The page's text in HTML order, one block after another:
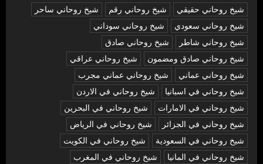
شيخ روحاني حقيقي
شيخ روحاني رقم
شيخ روحاني ساحر
شيخ روحاني سعودي
شيخ روحاني سوداني
شيخ روحاني شاطر
شيخ روحاني صادق
شيخ روحاني صادق ومضمون
شيخ روحاني عراقي
شيخ روحاني عماني
شيخ روحاني عماني مجرب
شيخ روحاني في اسبانيا
شيخ روحاني في الاردن
شيخ روحاني في الامارات
شيخ روحاني في البحرين
شيخ روحاني في الجزائر
شيخ روحاني في الرياض
شيخ روحاني في السعودية
شيخ روحاني في الكويت
شيخ روحاني في المانيا
شيخ روحاني في المغرب